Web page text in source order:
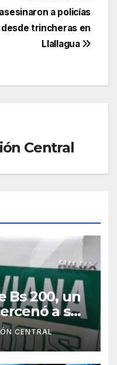
asesinaron a policías
desde trincheras en
Llallagua
Central
Bs 200, un
a su
Sur de La
CENTRAL